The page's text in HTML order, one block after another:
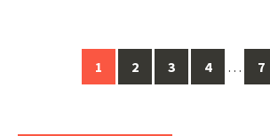
navigation
1 2 3 4 … 7